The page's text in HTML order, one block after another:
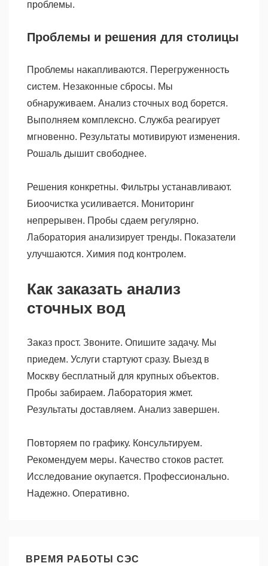
проблемы.
Проблемы и решения для столицы
Проблемы накапливаются. Перегруженность
систем. Незаконные сбросы. Мы
обнаруживаем. Анализ сточных вод борется.
Выполняем комплексно. Служба реагирует
мгновенно. Результаты мотивируют изменения.
Рошаль дышит свободнее.
Решения конкретны. Фильтры устанавливают.
Биоочистка усиливается. Мониторинг
непрерывен. Пробы сдаем регулярно.
Лаборатория анализирует тренды. Показатели
улучшаются. Химия под контролем.
Как заказать анализ
сточных вод
Заказ прост. Звоните. Опишите задачу. Мы
приедем. Услуги стартуют сразу. Выезд в
Москву бесплатный для крупных объектов.
Пробы забираем. Лаборатория жмет.
Результаты доставляем. Анализ завершен.
Повторяем по графику. Консультируем.
Рекомендуем меры. Качество стоков растет.
Исследование окупается. Профессионально.
Надежно. Оперативно.
ВРЕМЯ РАБОТЫ СЭС